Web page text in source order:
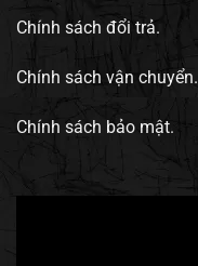
Chính sách đổi trả.
Chính sách vận chuyển.
Chính sách bảo mật.